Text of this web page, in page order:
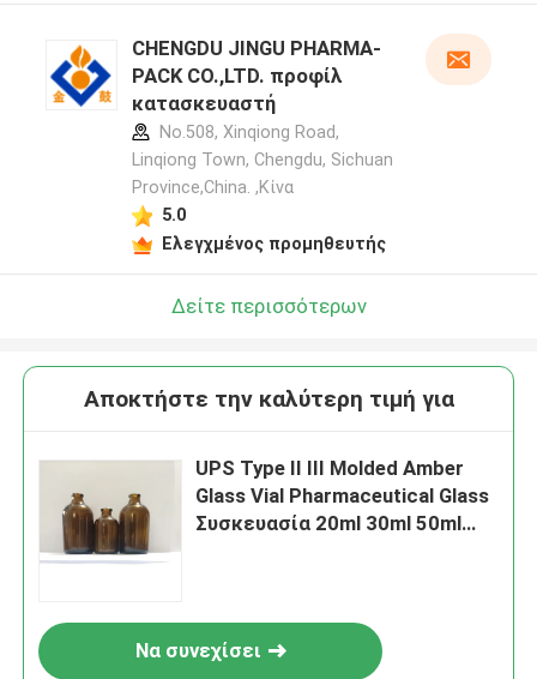
CHENGDU JINGU PHARMA-
PACK CO.,LTD. προφίλ
κατασκευαστή
No.508, Xinqiong Road,
Linqiong Town, Chengdu, Sichuan
Province,China. ,Κίνα
5.0
Ελεγχμένος προμηθευτής
Δείτε περισσότερων
Αποκτήστε την καλύτερη τιμή για
UPS Type II III Molded Amber
Glass Vial Pharmaceutical Glass
Συσκευασία 20ml 30ml 50ml
Να συνεχίσει